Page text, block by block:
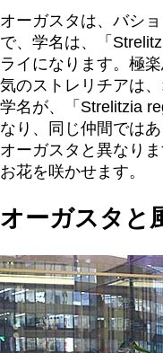
オーガスタは、バシ
で、学名は、「
ライになります。極
気のストレリチアは
学名が、「Strelitzia
なり、同じ仲間では
オーガスタと異なり
お花を咲かせます。
オーガスタと